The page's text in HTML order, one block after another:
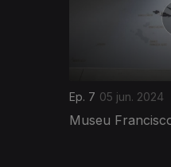
Ep. 7 05 jun. 2024
Museu